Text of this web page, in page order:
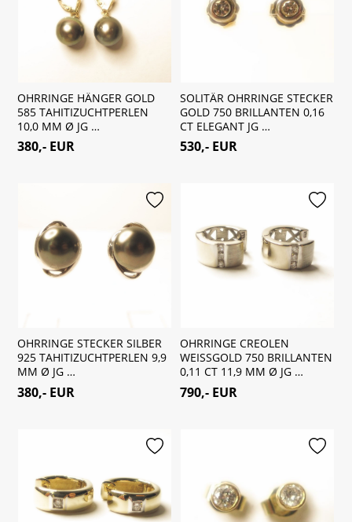
OHRRINGE HÄNGER GOLD
585 TAHITIZUCHTPERLEN
10,0 MM Ø JG …
380,- EUR
SOLITÄR OHRRINGE STECKER
GOLD 750 BRILLANTEN 0,16
CT ELEGANT JG …
530,- EUR
merken
OHRRINGE STECKER SILBER
925 TAHITIZUCHTPERLEN 9,9
MM Ø JG …
380,- EUR
merken
OHRRINGE CREOLEN
WEISSGOLD 750 BRILLANTEN
0,11 CT 11,9 MM Ø JG …
790,- EUR
merken merken